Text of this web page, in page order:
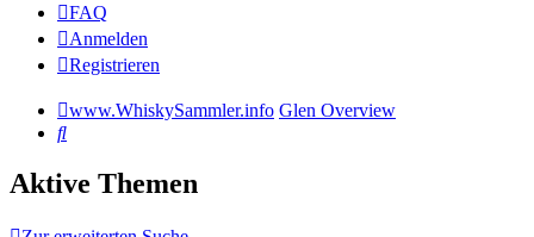
FAQ
Anmelden
Registrieren
www.WhiskySammler.info Glen Overview
Suche
Aktive Themen